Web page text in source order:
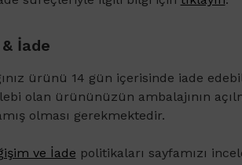
1500 TL ve üzeri
Karşıtı Bakım Şampuanı 6ml
İade
ürünü 14 gün içerisinde iade
olan ürününüzün ambalajının
olması gerekmektedir.
ve İade politikaları sayfamızı